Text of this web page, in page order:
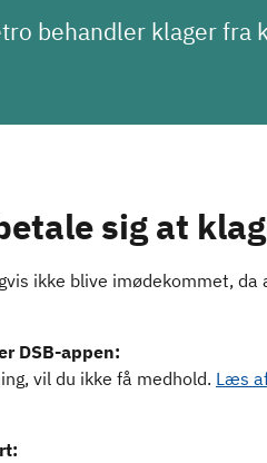
behandler klager fra
sig at
ikke blive imødekommet,
DSB-appen:
vil du ikke få medhold. Læs